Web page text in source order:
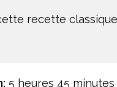
recette classique
5 heures 45 minutes